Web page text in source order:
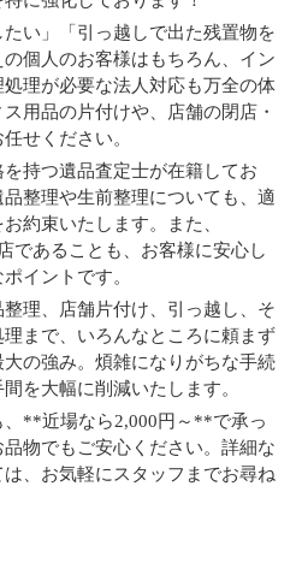
たい」「引っ越しで出た残置物を
個人のお客様はもちろん、イン
理が必要な法人対応も万全の体
用品の片付けや、店舗の閉店・
せください。
持つ遺品査定士が在籍してお
整理や生前整理についても、適
約束いたします。また、
であることも、お客様に安心し
イントです。
理、店舗片付け、引っ越し、そ
まで、いろんなところに頼まず
の強み。煩雑になりがちな手続
を大幅に削減いたします。
、**近場なら2,000円～**で承っ
物でもご安心ください。詳細な
、お気軽にスタッフまでお尋ね